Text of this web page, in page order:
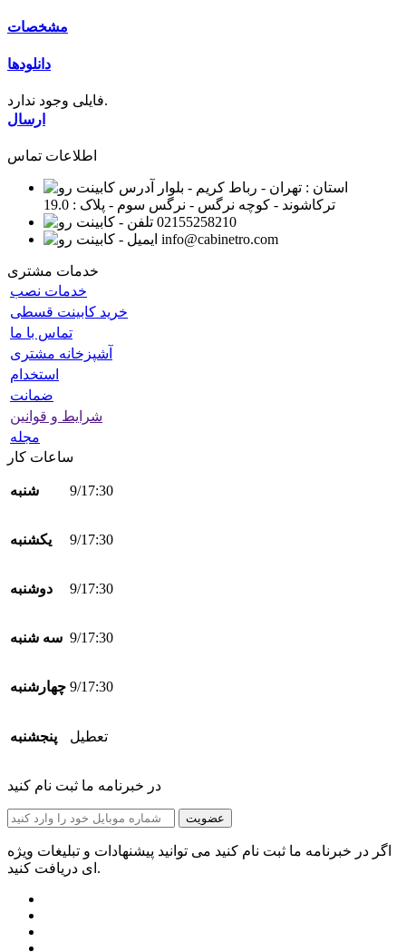
مشخصات
دانلودها
فایلی وجود ندارد.
ارسال
اطلاعات تماس
استان : تهران - رباط کریم - بلوار
ترکاشوند - کوچه نرگس - نرگس سوم - پلاک : 19.0
02155258210
info@cabinetro.com
خدمات مشتری
خدمات نصب
خرید کابینت قسطی
تماس با ما
آشپزخانه مشتری
استخدام
ضمانت
شرایط و قوانین
مجله
ساعات کار
شنبه 9/17:30
یکشنبه 9/17:30
دوشنبه 9/17:30
سه شنبه 9/17:30
چهارشنبه 9/17:30
پنجشنبه تعطیل
در خبرنامه ما ثبت نام کنید
عضویت
اگر در خبرنامه ما ثبت نام کنید می توانید پیشنهادات و تبلیغات ویژه
ای دریافت کنید.